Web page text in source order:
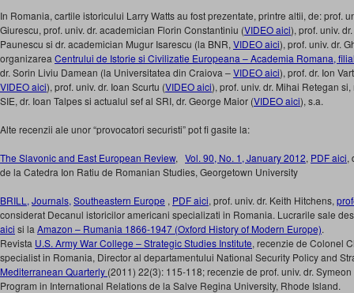
In Romania, cartile istoricului Larry Watts au fost prezentate, printre altii, de: prof.
Giurescu, prof. univ. dr. academician Florin Constantiniu (VIDEO aici), prof. univ.
Paunescu si dr. academician Mugur Isarescu (la BNR, VIDEO aici), prof. univ. dr.
organizarea Centrului de Istorie si Civilizatie Europeana – Academia Romana,
dr. Sorin Liviu Damean (la Universitatea din Craiova –VIDEO aici), prof. dr. Ion
VIDEO aici), prof. univ. dr. Ioan Scurtu (VIDEO aici), prof. univ. dr. Mihai Retegan
SIE, dr. Ioan Talpes si actualul sef al SRI, dr. George Maior (VIDEO aici), s.a.
Alte recenzii ale unor “provocatori securisti” pot fi gasite la:
The Slavonic and East European Review, Vol. 90, No. 1, January 2012, PDF aici,
de la Catedra Ion Ratiu de Romanian Studies, Georgetown University
BRILL, Journals, Southeastern Europe , PDF aici, prof. univ. dr. Keith Hitchens,
considerat Decanul istoricilor americani specializati in Romania. Lucrarile sale
aici si la Amazon – Rumania 1866-1947 (Oxford History of Modern Europe).
Revista U.S. Army War College – Strategic Studies Institute, recenzie de Colonel
specialist in Romania, Director al departamentului National Security Policy and
Mediterranean Quarterly (2011) 22(3): 115-118; recenzie de prof. univ. dr.
Program in International Relations de la Salve Regina University, Rhode Island.